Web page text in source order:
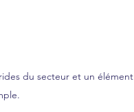
du secteur et un élément